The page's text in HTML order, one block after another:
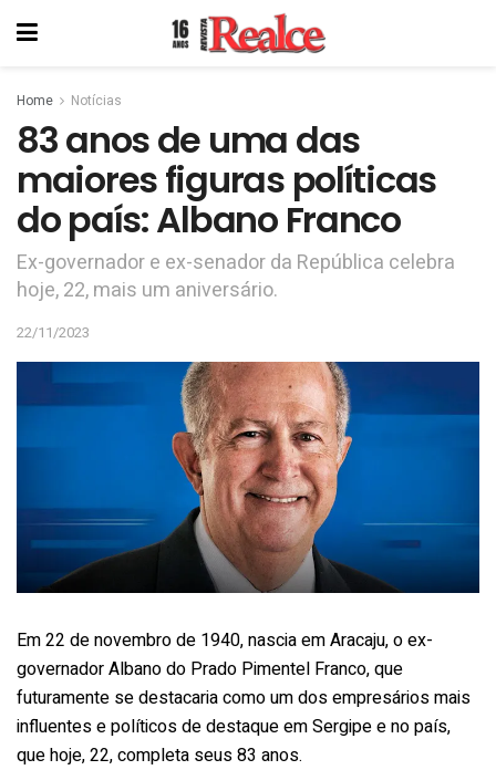
Home Notícias
83 anos de uma das
maiores figuras políticas
do país: Albano Franco
Ex-governador e ex-senador da República celebra
hoje, 22, mais um aniversário.
22/11/2023
Em 22 de novembro de 1940, nascia em Aracaju, o ex-
governador Albano do Prado Pimentel Franco, que
futuramente se destacaria como um dos empresários mais
influentes e políticos de destaque em Sergipe e no país,
que hoje, 22, completa seus 83 anos.